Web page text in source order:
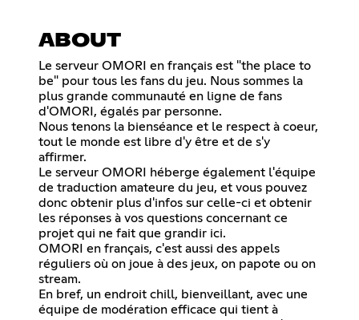
ABOUT
Le serveur OMORI en français est "the place to
be" pour tous les fans du jeu. Nous sommes la
plus grande communauté en ligne de fans
d'OMORI, égalés par personne.
Nous tenons la bienséance et le respect à coeur,
tout le monde est libre d'y être et de s'y
affirmer.
Le serveur OMORI héberge également l'équipe
de traduction amateure du jeu, et vous pouvez
donc obtenir plus d'infos sur celle-ci et obtenir
les réponses à vos questions concernant ce
projet qui ne fait que grandir ici.
OMORI en français, c'est aussi des appels
réguliers où on joue à des jeux, on papote ou on
stream.
En bref, un endroit chill, bienveillant, avec une
équipe de modération efficace qui tient à